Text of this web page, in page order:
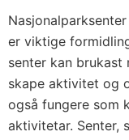
er viktige
senter kan
skape aktivitet og
også fungere som
aktivitetar. Senter,